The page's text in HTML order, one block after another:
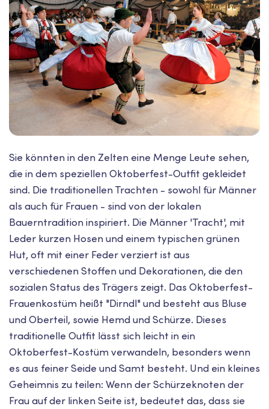
Sie könnten in den Zelten eine Menge Leute sehen,
die in dem speziellen Oktoberfest-Outfit gekleidet
sind. Die traditionellen Trachten - sowohl für Männer
als auch für Frauen - sind von der lokalen
Bauerntradition inspiriert. Die Männer 'Tracht', mit
Leder kurzen Hosen und einem typischen grünen
Hut, oft mit einer Feder verziert ist aus
verschiedenen Stoffen und Dekorationen, die den
sozialen Status des Trägers zeigt. Das Oktoberfest-
Frauenkostüm heißt "Dirndl" und besteht aus Bluse
und Oberteil, sowie Hemd und Schürze. Dieses
traditionelle Outfit lässt sich leicht in ein
Oktoberfest-Kostüm verwandeln, besonders wenn
es aus feiner Seide und Samt besteht. Und ein kleines
Geheimnis zu teilen: Wenn der Schürzeknoten der
Frau auf der linken Seite ist, bedeutet das, dass sie